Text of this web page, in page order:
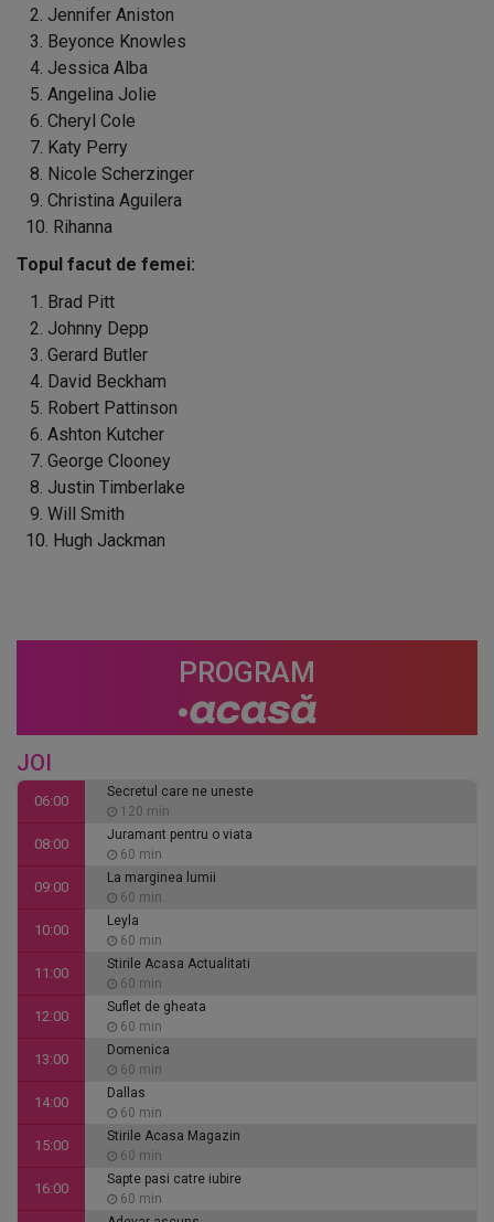
2. Jennifer Aniston
3. Beyonce Knowles
4. Jessica Alba
5. Angelina Jolie
6. Cheryl Cole
7. Katy Perry
8. Nicole Scherzinger
9. Christina Aguilera
10. Rihanna
Topul facut de femei:
1. Brad Pitt
2. Johnny Depp
3. Gerard Butler
4. David Beckham
5. Robert Pattinson
6. Ashton Kutcher
7. George Clooney
8. Justin Timberlake
9. Will Smith
10. Hugh Jackman
PROGRAM
JOI
06:00
Secretul care ne uneste
120 min
08:00
Juramant pentru o viata
60 min
09:00
La marginea lumii
60 min
10:00
Leyla
60 min
11:00
Stirile Acasa Actualitati
60 min
12:00
Suflet de gheata
60 min
13:00
Domenica
60 min
14:00
Dallas
60 min
15:00
Stirile Acasa Magazin
60 min
16:00
Sapte pasi catre iubire
60 min